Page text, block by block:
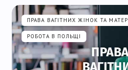
ПРАВА ВАГІТНИХ ЖІНОК ТА
РОБОТА В ПОЛЬЩІ